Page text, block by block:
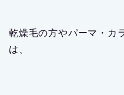
乾燥毛の方やパーマ・カ
は、